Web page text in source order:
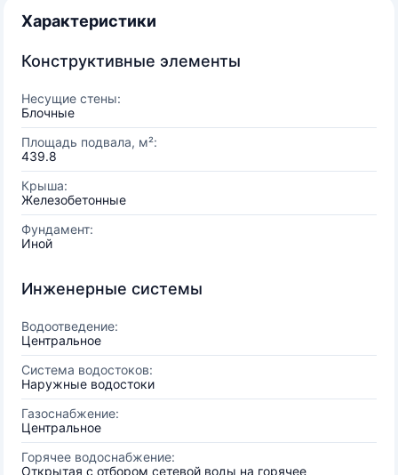
Характеристики
Конструктивные элементы
Несущие стены:
Блочные
Площадь подвала, м²:
439.8
Крыша:
Железобетонные
Фундамент:
Иной
Инженерные системы
Водоотведение:
Центральное
Система водостоков:
Наружные водостоки
Газоснабжение:
Центральное
Горячее водоснабжение:
Открытая с отбором сетевой воды на горячее